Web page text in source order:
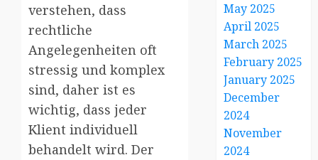
verstehen, dass
rechtliche
Angelegenheiten oft
stressig und komplex
sind, daher ist es
wichtig, dass jeder
Klient individuell
behandelt wird. Der
May 2025
April 2025
March 2025
February 2025
January 2025
December
2024
November
2024